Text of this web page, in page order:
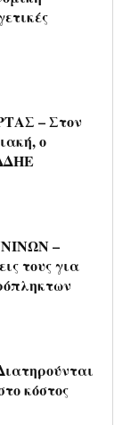
– Στον
ο
–
τους για
κόστος